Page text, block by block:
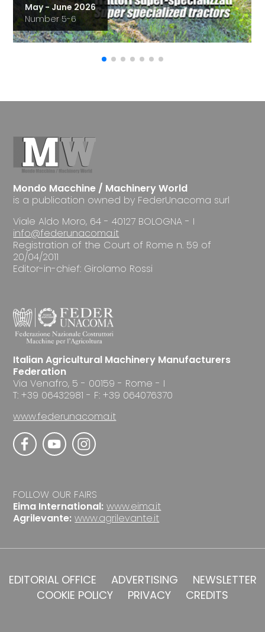
May - June 2026
Number 5-6
Mondo Macchine / Machinery World
is a publication owned by FederUnacoma surl
Viale Aldo Moro, 64 - 40127 BOLOGNA - I
info@federunacoma.it
Registration of the Court of Rome n. 59 of
20/04/2011
Editor-in-chief: Girolamo Rossi
Italian Agricultural Machinery Manufacturers
Federation
Via Venafro, 5 - 00159 - Rome - I
T: +39 06432981 - F: +39 064076370
www.federunacoma.it
FOLLOW OUR FAIRS
Eima International: www.eima.it
Agrilevante: www.agrilevante.it
EDITORIAL OFFICE ADVERTISING
NEWSLETTER
COOKIE POLICY
PRIVACY CREDITS